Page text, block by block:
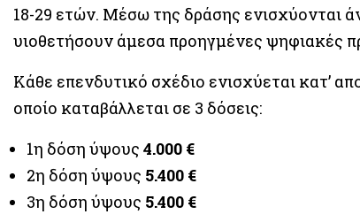
18-29 ετών. Μέσω της δράσης ενισχύονται
υιοθετήσουν άμεσα προηγμένες ψηφιακές
Κάθε επενδυτικό σχέδιο ενισχύεται κατ’
οποίο καταβάλλεται σε 3 δόσεις:
1η δόση ύψους 4.000 €
2η δόση ύψους 5.400 €
3η δόση ύψους 5.400 €